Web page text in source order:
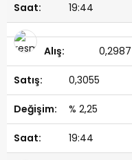
19:44
0,2987
0,3055
% 2,25
19:44